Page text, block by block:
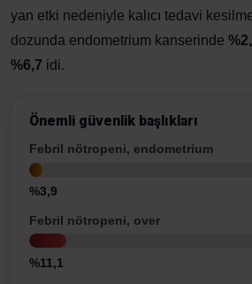
yan etki nedeniyle kalıcı tedavi
dozunda endometrium kanserinde
%6,7 idi.
Önemli güvenlik başlıkları
Febril nötropeni, endometrium
%3,9
Febril nötropeni, over
%11,1